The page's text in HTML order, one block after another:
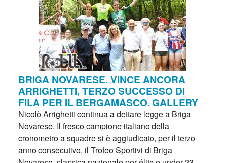
BRIGA NOVARESE. VINCE ANCORA
ARRIGHETTI, TERZO SUCCESSO DI
FILA PER IL BERGAMASCO. GALLERY
Nicolò Arrighetti continua a dettare legge a Briga
Novarese. Il fresco campione italiano della
cronometro a squadre si è aggiudicato, per il terzo
anno consecutivo, il Trofeo Sportivi di Briga